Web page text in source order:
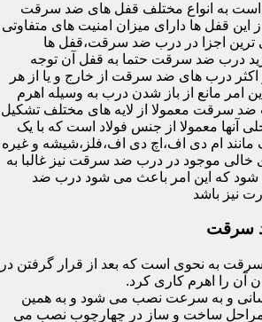
به انواع مختلف قفل های ضد سرقت
قفل ها دارای میزان امنیت های متفاوتی
ترین اجزا در درب ضد سرقت،قفل ها
درب ضد سرقت حتما به قفل آن توجه
اکثر درب های ضد سرقت از خارج و یا از هر
امر مانع از باز شدن درب به وسیله اهرم
سرقت معمولا از لایه های مختلف تشکیل
آنها معمولا از جنس فولاد است که با یک
مانند ام دی اف،اچ دی اف،فلز،شیشه و غیره
موجود در درب ضد سرقت نیز غالبا به
که این امر باعث می شود درب ضد
نیز باشد
سرقت
به نحوی است که بعد از قرار گرفتن در
آن را اهرم کاری کرد.
و به سرعت نصب می شود و به همین
مراحل ساخت و ساز در چهارچوب نصب می